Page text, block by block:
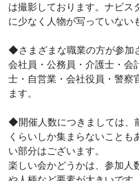
は撮影しております。ナビス
に少なく人物が写っていない
◆さまざまな職業の方が参加
会社員・公務員・介護士・会
士・自営業・会社役員・警察
ます。
◆開催人数につきましては、
くらいしか集まらないこと
い部分はございます。
楽しい会かどうかは、参加人